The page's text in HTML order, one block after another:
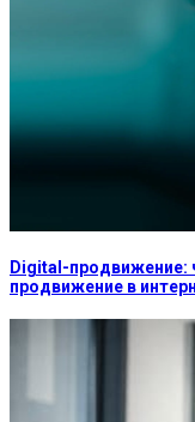
Digital-продвижение:
продвижение в